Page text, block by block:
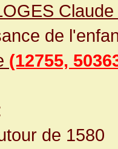
de
(12755,
de 1580